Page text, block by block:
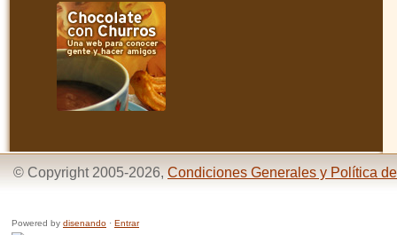
© Copyright 2005-2026, Condiciones Generales y Política
Powered by disenando · Entrar